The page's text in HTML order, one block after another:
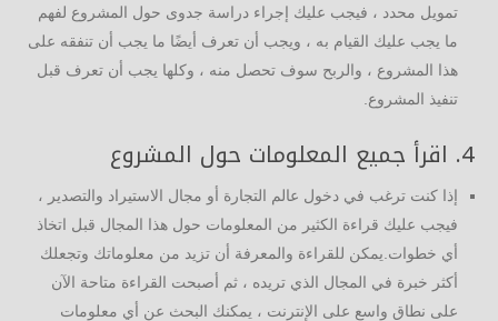
تمويل محدد ، فيجب عليك إجراء دراسة جدوى حول المشروع لفهم
ما يجب عليك القيام به ، ويجب أن تعرف أيضًا ما يجب أن تنفقه على
هذا المشروع ، والربح سوف تحصل منه ، وكلها يجب أن تعرف قبل
تنفيذ المشروع.
4. اقرأ جميع المعلومات حول المشروع
إذا كنت ترغب في دخول عالم التجارة أو مجال الاستيراد والتصدير ،
فيجب عليك قراءة الكثير من المعلومات حول هذا المجال قبل اتخاذ
أي خطوات.يمكن للقراءة والمعرفة أن تزيد من معلوماتك وتجعلك
أكثر خبرة في المجال الذي تريده ، ثم أصبحت القراءة متاحة الآن
على نطاق واسع على الإنترنت ، يمكنك البحث عن أي معلومات